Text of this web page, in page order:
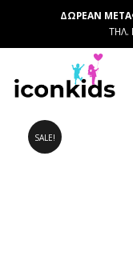
ΔΩΡΕΑΝ
ΤΗΛ.
SALE!